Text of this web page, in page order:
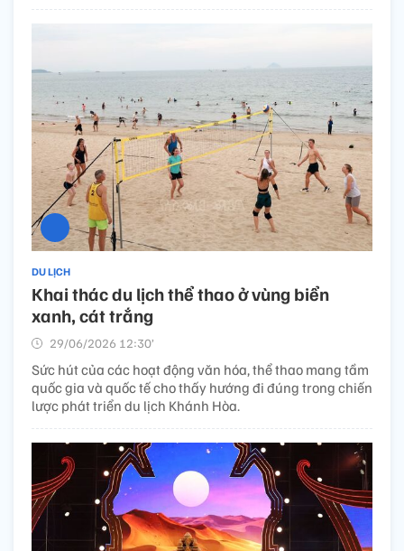
DU LỊCH
Khai thác du lịch thể thao ở vùng biển
xanh, cát trắng
29/06/2026 12:30’
Sức hút của các hoạt động văn hóa, thể thao mang tầm
quốc gia và quốc tế cho thấy hướng đi đúng trong chiến
lược phát triển du lịch Khánh Hòa.